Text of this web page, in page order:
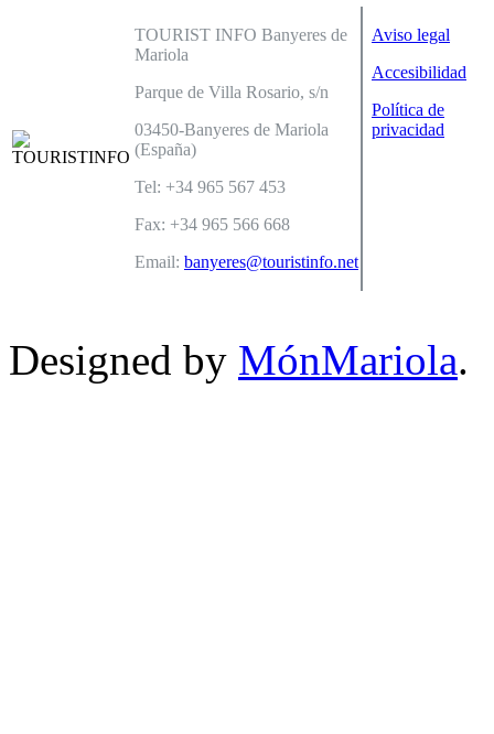
TOURIST INFO Banyeres de
Mariola
Parque de Villa Rosario, s/n
03450-Banyeres de Mariola
(España)
Tel: +34 965 567 453
Fax: +34 965 566 668
Email: banyeres@touristinfo.net
Aviso legal
Accesibilidad
Política de
privacidad
Designed by MónMariola.